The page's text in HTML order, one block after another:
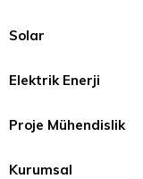
Solar
Elektrik Enerji
Proje Mühendislik
Kurumsal